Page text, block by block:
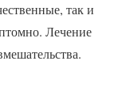
так и
Лечение